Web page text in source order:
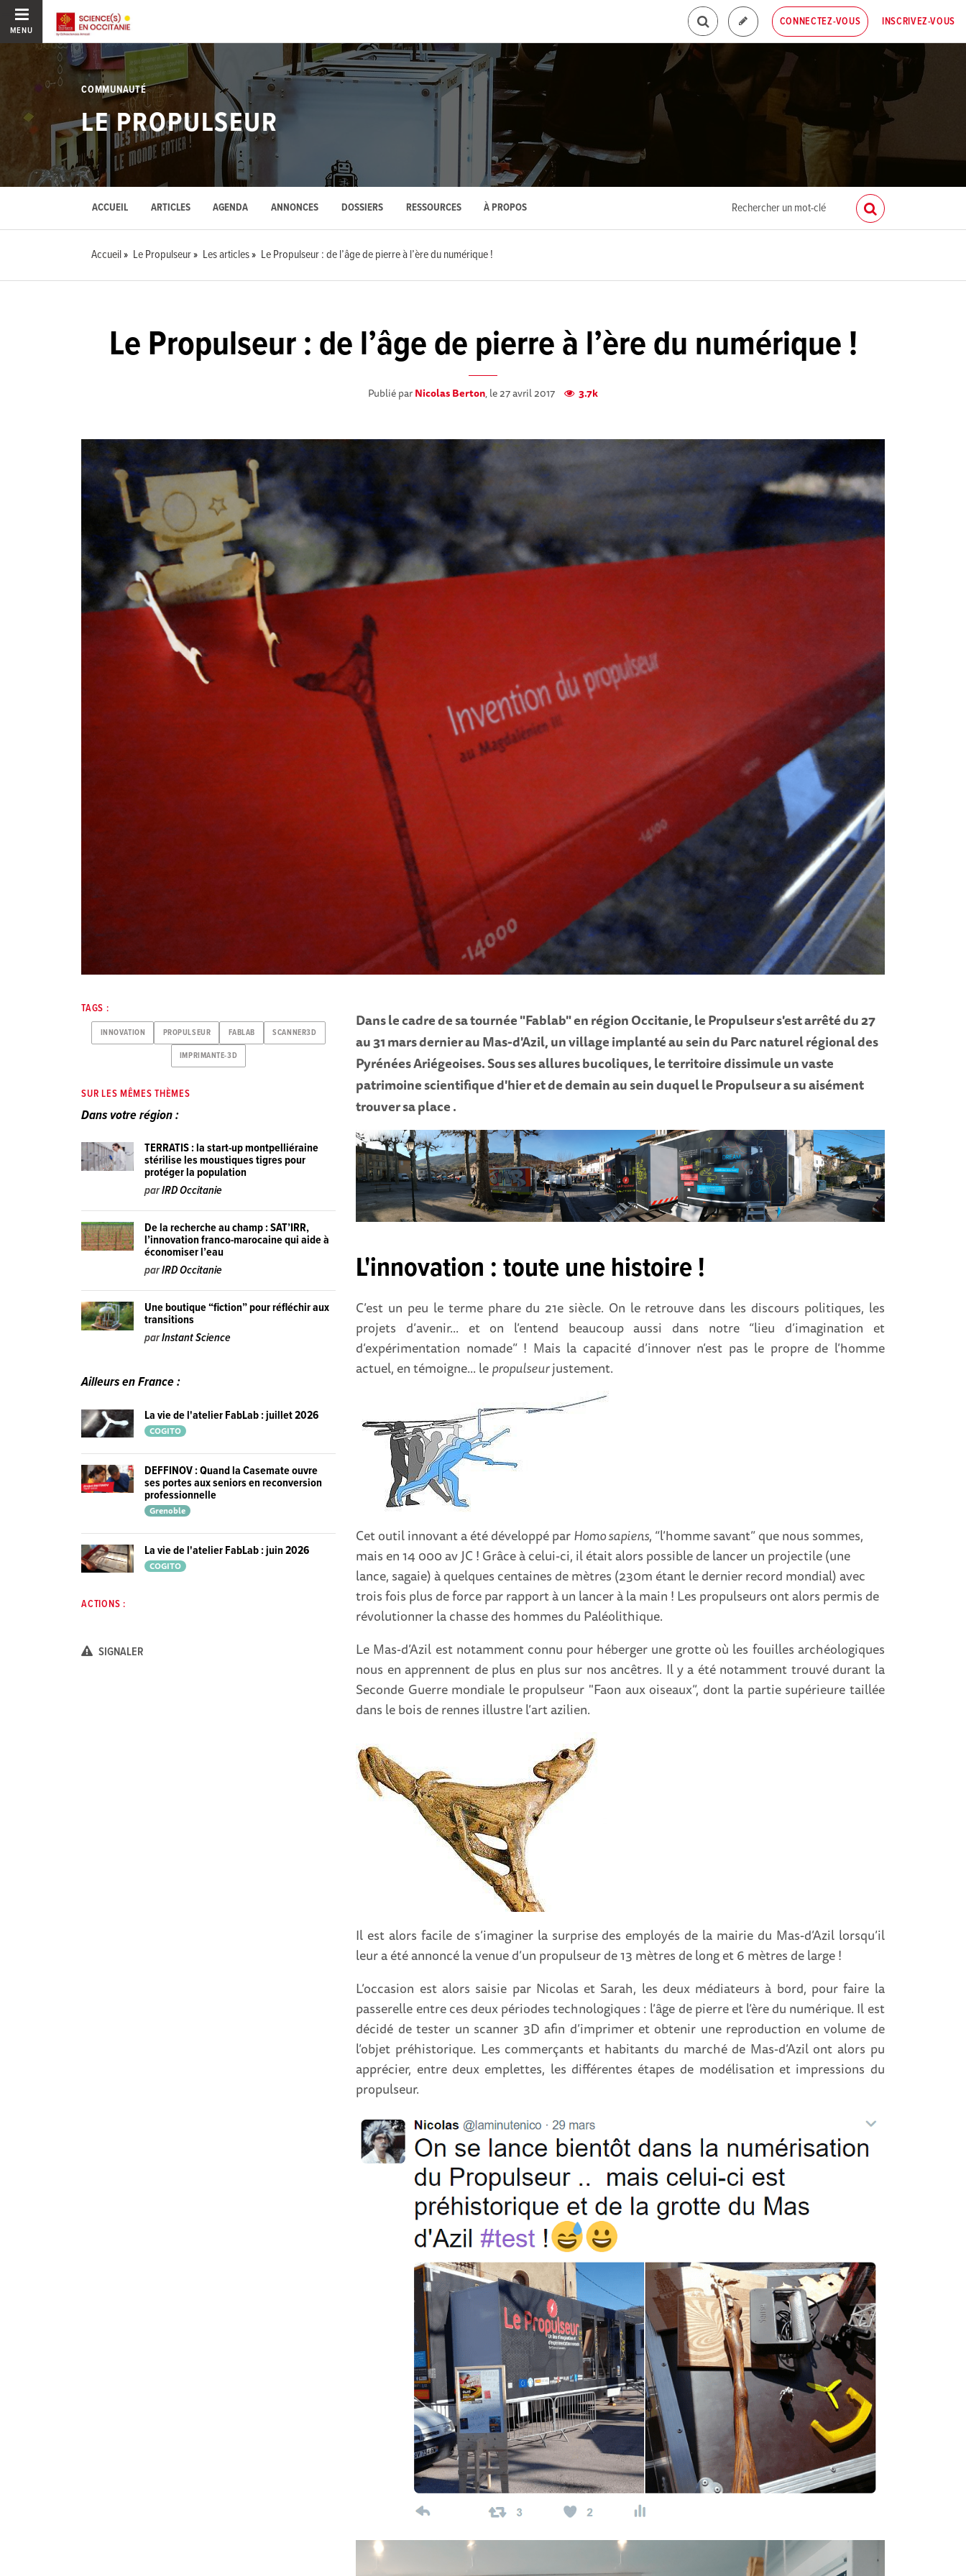
MENU
CONNECTEZ-VOUS INSCRIVEZ-VOUS
COMMUNAUTÉ
LE PROPULSEUR
ACCUEIL ARTICLES AGENDA ANNONCES DOSSIERS RESSOURCES À PROPOS
Accueil Le Propulseur Les articles Le Propulseur : de l’âge de pierre à l’ère du numérique !
Le Propulseur : de l’âge de pierre à l’ère du numérique !
Publié parNicolas Berton, le 27 avril 2017 3.7k
Dans le cadre de sa tournée "Fablab" en région Occitanie, le Propulseur s'est arrêté du 27
au 31 mars dernier au Mas-d'Azil, un village implanté au sein du Parc naturel régional des
Pyrénées Ariégeoises. Sous ses allures bucoliques, le territoire dissimule un vaste
patrimoine scientifique d'hier et de demain au sein duquel le Propulseur a su aisément
trouver sa place .
L'innovation : toute une histoire !
C’est un peu le terme phare du 21e siècle. On le retrouve dans les discours politiques, les
projets d’avenir... et on l’entend beaucoup aussi dans notre “lieu d’imagination et
d’expérimentation nomade” ! Mais la capacité d’innover n’est pas le propre de l’homme
actuel, en témoigne... lepropulseurjustement.
Cet outil innovant a été développé parHomo sapiens, “l’homme savant” que nous sommes,
mais en 14 000 av JC ! Grâce à celui-ci, il était alors possible de lancer un projectile (une
lance, sagaie) à quelques centaines de mètres (230m étant le dernier record mondial) avec
trois fois plus de force par rapport à un lancer à la main ! Les propulseurs ont alors permis de
révolutionner la chasse des hommes du Paléolithique.
Le Mas-d’Azil est notamment connu pour héberger une grotte où les fouilles archéologiques
nous en apprennent de plus en plus sur nos ancêtres. Il y a été notamment trouvé durant la
Seconde Guerre mondiale le propulseur "Faon aux oiseaux”, dont la partie supérieure taillée
dans le bois de rennes illustre l’art azilien.
Il est alors facile de s’imaginer la surprise des employés de la mairie du Mas-d’Azil lorsqu’il
leur a été annoncé la venue d’un propulseur de 13 mètres de long et 6 mètres de large !
L’occasion est alors saisie par Nicolas et Sarah, les deux médiateurs à bord, pour faire la
passerelle entre ces deux périodes technologiques : l’âge de pierre et l’ère du numérique. Il est
décidé de tester un scanner 3D afin d’imprimer et obtenir une reproduction en volume de
l’objet préhistorique. Les commerçants et habitants du marché de Mas-d’Azil ont alors pu
apprécier, entre deux emplettes, les différentes étapes de modélisation et impressions du
propulseur.
TAGS :
INNOVATION PROPULSEUR FABLAB SCANNER3D
IMPRIMANTE-3D
SUR LES MÊMES THÈMES
Dans votre région :
TERRATIS : la start-up montpelliéraine
stérilise les moustiques tigres pour
protéger la population
parIRD Occitanie
De la recherche au champ : SAT’IRR,
l’innovation franco-marocaine qui aide à
économiser l’eau
parIRD Occitanie
Une boutique “fiction” pour réfléchir aux
transitions
parInstant Science
Ailleurs en France :
La vie de l'atelier FabLab : juillet 2026
COGITO
DEFFINOV : Quand la Casemate ouvre
ses portes aux seniors en reconversion
professionnelle
Grenoble
La vie de l'atelier FabLab : juin 2026
COGITO
ACTIONS :
SIGNALER